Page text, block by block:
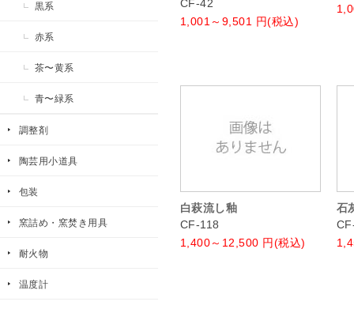
黒系
赤系
茶〜黄系
青〜緑系
調整剤
陶芸用小道具
包装
窯詰め・窯焚き用具
耐火物
温度計
CF-42
1,001～9,501 円(税込)
白萩流し釉
CF-118
1,400～12,500 円(税込)
石